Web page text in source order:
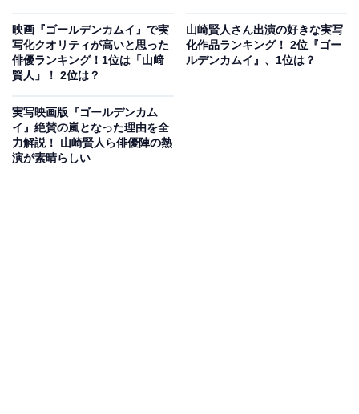
技術を持ち合わせる、北の大地に住むアイヌの少女で
す。父親を殺された壮絶な過去を持っていますが、アイ
ヌ語で「新しい年」を意味する自らの名から、「新しい
時代のアイヌの女」を自負し、力強く生きています。本
作はヒグマに襲われていた主人公をアシリパが助けると
ころから始まります。
映画『ゴールデンカムイ』で実
写化クオリティが高いと思った
俳優ランキング！1位は「山﨑
賢人」！ 2位は？
山崎賢人さん出演の好きな実写
化作品ランキング！ 2位『ゴー
ルデンカムイ』、1位は？
実写映画版『ゴールデンカム
イ』絶賛の嵐となった理由を全
力解説！ 山崎賢人ら俳優陣の熱
演が素晴らしい